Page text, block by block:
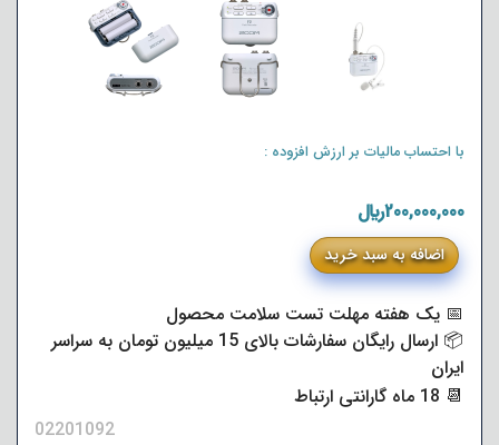
با احتساب مالیات بر ارزش افزوده :
200,000,000﷼
اضافه به سبد خرید
📅 یک هفته مهلت تست سلامت محصول
📦 ارسال رایگان سفارشات بالای 15 میلیون تومان به سراسر
ایران
📆 18 ماه گارانتی ارتباط
02201092